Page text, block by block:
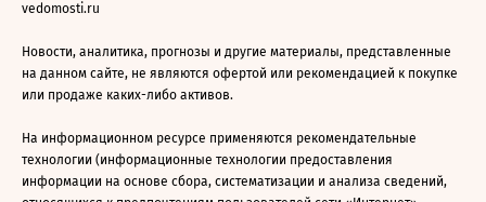
vedomosti.ru
Новости, аналитика, прогнозы и другие материалы, представленные
на данном сайте, не являются офертой или рекомендацией к покупке
или продаже каких-либо активов.
На информационном ресурсе применяются рекомендательные
технологии (информационные технологии предоставления
информации на основе сбора, систематизации и анализа сведений,